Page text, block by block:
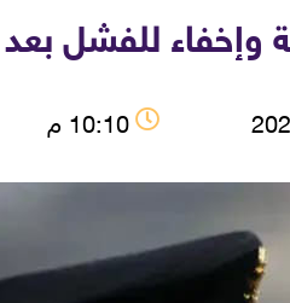
37 يوماً من الحرب على إيران
10:10 م